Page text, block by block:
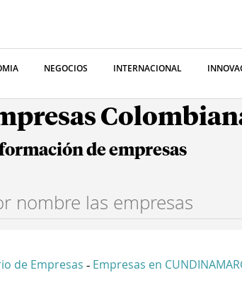
NEGOCIOS INTERNACIONAL
de empresas
de Empresas - Empresas en